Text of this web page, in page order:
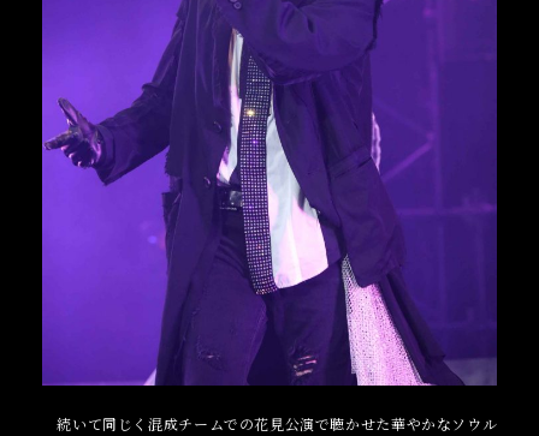
続いて同じく混成チームでの花見公演で聴かせた華やかなソウル